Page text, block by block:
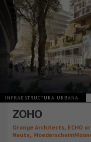
INFRAESTRUCTURA URBANA
ZOHO
Orange Architects, ECHO
Nauta,